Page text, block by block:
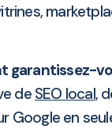
garantissez-
de SEO local,
Google en